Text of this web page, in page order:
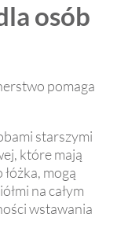
osób
pomaga
starszymi
które mają
mogą
na całym
wstawania